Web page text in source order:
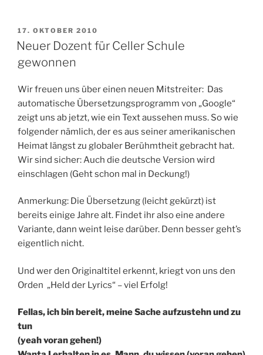
VERÖFFENTLICHT
AM
17. OKTOBER 2010
Neuer Dozent für Celler Schule
gewonnen
Wir freuen uns über einen neuen Mitstreiter: Das
automatische Übersetzungsprogramm von „Google“
zeigt uns ab jetzt, wie ein Text aussehen muss. So wie
folgender nämlich, der es aus seiner amerikanischen
Heimat längst zu globaler Berühmtheit gebracht hat.
Wir sind sicher: Auch die deutsche Version wird
einschlagen (Geht schon mal in Deckung!)
Anmerkung: Die Übersetzung (leicht gekürzt) ist
bereits einige Jahre alt. Findet ihr also eine andere
Variante, dann weint leise darüber. Denn besser geht’s
eigentlich nicht.
Und wer den Originaltitel erkennt, kriegt von uns den
Orden „Held der Lyrics“ – viel Erfolg!
Fellas, ich bin bereit, meine Sache aufzustehn und zu
tun
(yeah voran gehen!)